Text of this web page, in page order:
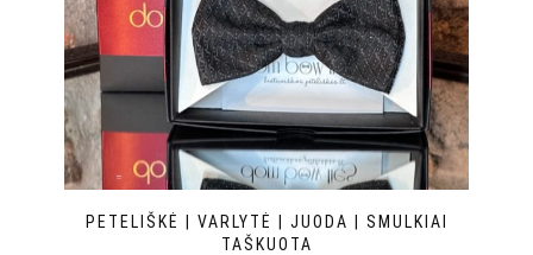
PETELIŠKĖ | VARLYTĖ | JUODA | SMULKIAI
TAŠKUOTA